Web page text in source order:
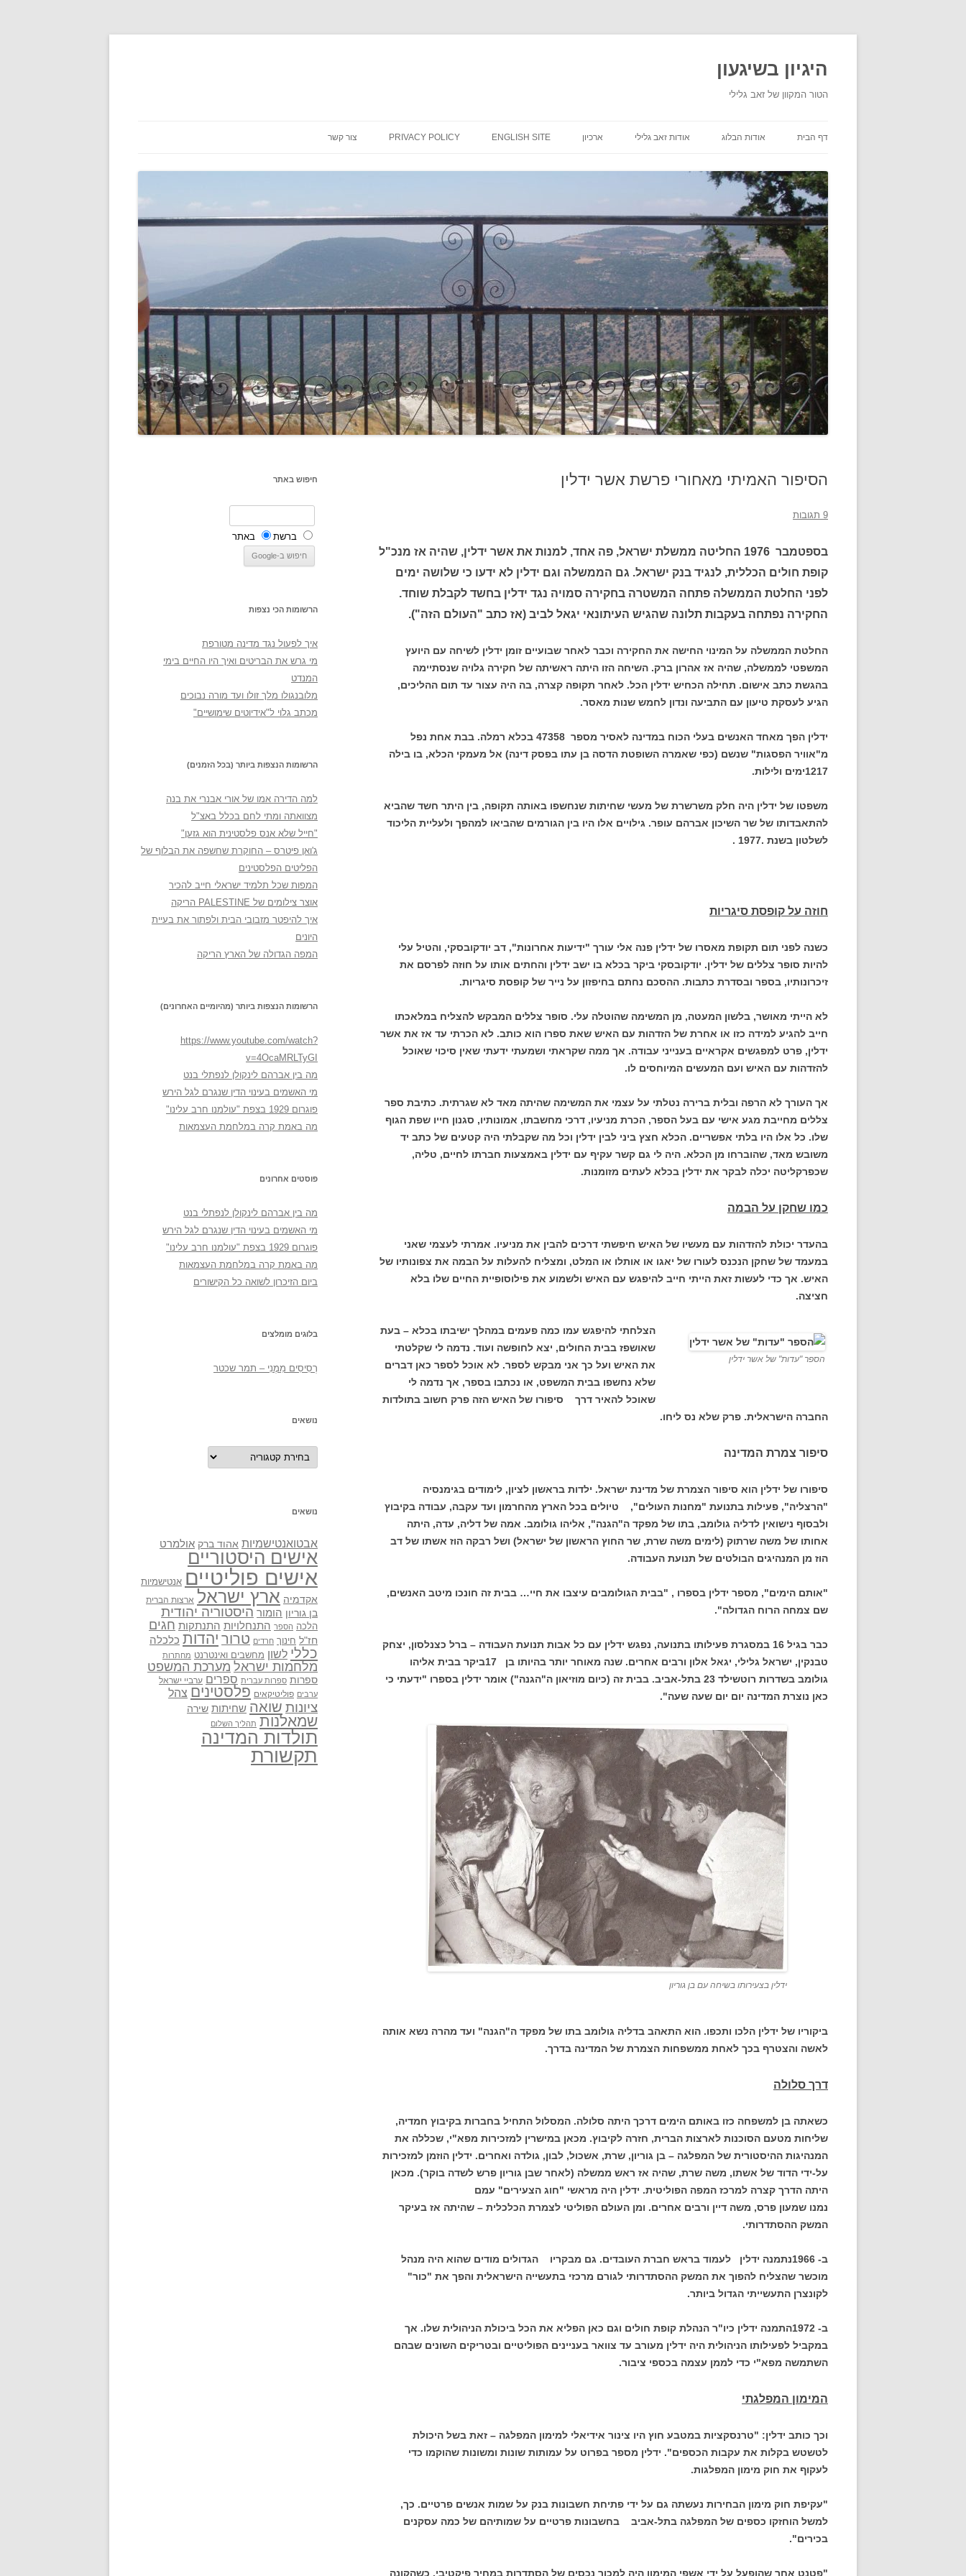
היגיון בשיגעון
הטור המקוון של זאב גלילי
דף הבית אודות הבלוג אודות זאב גלילי ארכיון ENGLISH SITE
PRIVACY POLICY צור קשר
הסיפור האמיתי מאחורי פרשת אשר ידלין
9 תגובות
בספטמבר 1976 החליטה ממשלת ישראל, פה אחד, למנות את אשר ידלין, שהיה אז מנכ"ל
קופת חולים הכללית, לנגיד בנק ישראל. גם הממשלה וגם ידלין לא ידעו כי שלושה ימים
לפני החלטת הממשלה פתחה המשטרה בחקירה סמויה נגד ידלין בחשד לקבלת שוחד.
החקירה נפתחה בעקבות תלונה שהגיש העיתונאי יגאל לביב (אז כתב "העולם הזה").
החלטת הממשלה על המינוי החישה את החקירה וכבר לאחר שבועיים זומן ידלין לשיחה עם היועץ
המשפטי לממשלה, שהיה אז אהרון ברק. השיחה הזו היתה ראשיתה של חקירה גלויה שנסתיימה
בהגשת כתב אישום. תחילה הכחיש ידלין הכל. לאחר תקופה קצרה, בה היה עצור עד תום ההליכים,
הגיע לעסקת טיעון עם התביעה ונדון לחמש שנות מאסר.
ידלין הפך מאחד האנשים בעלי הכוח במדינה לאסיר מספר 47358 בכלא רמלה. בבת אחת נפל
מ"אוויר הפסגות" שנשם (כפי שאמרה השופטת הדסה בן עתו בפסק דינה) אל מעמקי הכלא, בו בילה
1217ימים ולילות.
משפטו של ידלין היה חלק משרשרת של מעשי שחיתות שנחשפו באותה תקופה, בין היתר חשד שהביא
להתאבדותו של שר השיכון אברהם עופר. גילויים אלו היו בין הגורמים שהביאו למהפך ולעליית הליכוד
לשלטון בשנת .1977 .
חוזה על קופסת סיגריות
כשנה לפני תום תקופת מאסרו של ידלין פנה אלי עורך "ידיעות אחרונות", דב יודקובסקי, והטיל עלי
להיות סופר צללים של ידלין. יודקובסקי ביקר בכלא בו ישב ידלין והחתים אותו על חוזה לפרסם את
זיכרונותיו, בספר ובסדרת כתבות. ההסכם נחתם בחיפזון על נייר של קופסת סיגריות.
לא הייתי מאושר, בלשון המעטה, מן המשימה שהוטלה עלי. סופר צללים המבקש להצליח במלאכתו
חייב להגיע למידה כזו או אחרת של הזדהות עם האיש שאת ספרו הוא כותב. לא הכרתי עד אז את אשר
ידלין, פרט למפגשים אקראיים בענייני עבודה. אך ממה שקראתי ושמעתי ידעתי שאין סיכוי שאוכל
להזדהות עם האיש ועם המעשים המיוחסים לו.
אך העורך לא הרפה ובלית ברירה נטלתי על עצמי את המשימה שהיתה מאד לא שגרתית. כתיבת ספר
צללים מחייבת מגע אישי עם בעל הספר, הכרת מניעיו, דרכי מחשבתו, אמונותיו, סגנון חייו שפת הגוף
שלו. כל אלו היו בלתי אפשריים. הכלא חצץ ביני לבין ידלין וכל מה שקבלתי היה קטעים של כתב יד
משובש מאד, שהוברחו מן הכלא. היה לי גם קשר עקיף עם ידלין באמצעות חברתו לחיים, טליה,
שכפרקליטה יכלה לבקר את ידלין בכלא לעתים מזומנות.
כמו שחקן על הבמה
בהעדר יכולת להזדהות עם מעשיו של האיש חיפשתי דרכים להבין את מניעיו. אמרתי לעצמי שאני
במעמד של שחקן הנכנס לעורו של יאגו או אותלו או המלט, ומצליח להעלות על הבמה את צפונותיו של
האיש. אך כדי לעשות זאת הייתי חייב להיפגש עם האיש ולשמוע את פילוסופיית החיים שלו בלא
חציצה.
הספר "עדות" של אשר ידלין
הצלחתי להיפגש עמו כמה פעמים במהלך ישיבתו בכלא – בעת
שאושפז בבית החולים, יצא לחופשה ועוד. נדמה לי שקלטתי
את האיש ועל כך אני מבקש לספר. לא אוכל לספר כאן דברים
שלא נחשפו בבית המשפט, או נכתבו בספר, אך נדמה לי
שאוכל להאיר דרך סיפורו של האיש הזה פרק חשוב בתולדות
החברה הישראלית. פרק שלא נס ליחו.
סיפור צמרת המדינה
סיפורו של ידלין הוא סיפור הצמרת של מדינת ישראל. ילדות בראשון לציון, לימודים בגימנסיה
"הרצליה", פעילות בתנועת "מחנות העולים", טיולים בכל הארץ מהחרמון ועד עקבה, עבודה בקיבוץ
ולבסוף נישואין לדליה גולומב, בתו של מפקד ה"הגנה", אליהו גולומב. אמה של דליה, עדה, היתה
אחותו של משה שרתוק (לימים משה שרת, שר החוץ הראשון של ישראל) ושל רבקה הוז אשתו של דב
הוז מן המנהיגים הבולטים של תנועת העבודה.
"אותם הימים", מספר ידלין בספרו , "בבית הגולומבים עיצבו את חיי… בבית זה חונכו מיטב האנשים,
שם צמחה הרוח הגדולה".
כבר בגיל 16 במסגרת פעילותו בתנועה, נפגש ידלין עם כל אבות תנועת העבודה – ברל כצנלסון, יצחק
טבנקין, ישראל גלילי, יגאל אלון ורבים אחרים. שנה מאוחר יותר בהיותו בן 17ביקר בבית אליהו
גולומב בשדרות רוטשילד 23 בתל-אביב. בבית זה (כיום מוזיאון ה"הגנה") אומר ידלין בספרו "ידעתי כי
כאן נוצרת המדינה יום יום שעה שעה".
ידלין בצעירותו בשיחה עם בן גוריון
ביקוריו של ידלין הלכו ותכפו. הוא התאהב בדליה גולומב בתו של מפקד ה"הגנה" ועד מהרה נשא אותה
לאשה והצטרף בכך לאחת ממשפחות הצמרת של המדינה בדרך.
דרך סלולה
כשאתה בן למשפחה כזו באותם הימים דרכך היתה סלולה. המסלול התחיל בחברות בקיבוץ חמדיה,
שליחות מטעם הסוכנות לארצות הברית, חזרה לקיבוץ. מכאן במישרין למזכירות מפא"י, שכללה את
המנהיגות ההיסטורית של המפלגה – בן גוריון, שרת, אשכול, לבון, גולדה ואחרים. ידלין הוזמן למזכירות
על-ידי הדוד של אשתו, משה שרת, שהיה אז ראש ממשלה (לאחר שבן גוריון פרש לשדה בוקר). מכאן
היתה הדרך קצרה למרכז המפה הפוליטית. ידלין היה מראשי "חוג הצעירים" עמם
נמנו שמעון פרס, משה דיין ורבים אחרים. ומן העולם הפוליטי לצמרת הכלכלית – שהיתה אז בעיקר
המשק ההסתדרותי.
ב- 1966נתמנה ידלין לעמוד בראש חברת העובדים. גם מבקריו הגדולים מודים שהוא היה מנהל
מוכשר שהצליח להפוך את המשק ההסתדרותי לגורם מרכזי בתעשייה הישראלית והפך את "כור"
לקונצרן התעשייתי הגדול ביותר.
ב- 1972התמנה ידלין כיו"ר הנהלת קופת חולים וגם כאן הפליא את הכל ביכולת הניהולית שלו. אך
במקביל לפעילותו הניהולית היה ידלין מעורב עד צוואר בעניינים הפוליטיים ובטריקים השונים שבהם
השתמשה מפא"י כדי לממן עצמה בכספי ציבור.
המימון המפלגתי
וכך כותב ידלין: "טרנסקציות במטבע חוץ היו צינור אידיאלי למימון המפלגה – זאת בשל היכולת
לטשטש בקלות את עקבות הכספים". ידלין מספר בפרוט על עמותות שונות ומשונות שהוקמו כדי
לעקוף את חוק מימון המפלגות.
"עקיפת חוק מימון הבחירות נעשתה גם על ידי פתיחת חשבונות בנק על שמות אנשים פרטיים. כך,
למשל הוחזקו כספים של המפלגה בתל-אביב בחשבונות פרטיים על שמותיהם של כמה עסקנים
בכירים".
"פטנט אחר שהופעל על ידי אשפי המימון היה למכור נכסים של הסתדרות במחיר פיקטיבי, כשהקונה
חיפוש באתר
ברשת באתר
הרשומות הכי נצפות
איך לפעול נגד מדינה מטורפת
מי גרש את הבריטים ואיך היו החיים בימי
המנדט
מלובנגולו מלך זולו ועד מורה נבוכים
מכתב גלוי ל"אידיוטים שימושיים"
הרשומות הנצפות ביותר (בכל הזמנים)
למה הדירה אמו של אורי אבנרי את בנה
מצוואתה ומתי לחם בכלל באצ"ל
"חייל שלא אנס פלסטינית הוא גזען"
ג'ואן פיטרס – החוקרת שחשפה את הבלוף של
הפליטים הפלסטינים
המפות שכל תלמיד ישראלי חייב להכיר
אוצר צילומים של PALESTINE הריקה
איך להיפטר מזבובי הבית ולפתור את בעיית
היונים
המפה הגדולה של הארץ הריקה
הרשומות הנצפות ביותר (מהיומיים האחרונים)
https://www.youtube.com/watch?
v=4OcaMRLTyGI
מה בין אברהם לינקולן לנפתלי בנט
מי האשמים בעינוי הדין שנגרם לגל הירש
פוגרום 1929 בצפת "עולמנו חרב עלינו"
מה באמת קרה במלחמת העצמאות
פוסטים אחרונים
מה בין אברהם לינקולן לנפתלי בנט
מי האשמים בעינוי הדין שנגרם לגל הירש
פוגרום 1929 בצפת "עולמנו חרב עלינו"
מה באמת קרה במלחמת העצמאות
ביום הזיכרון לשואה כל הקישורים
בלוגים מומלצים
רְסִיסִים מִמֶנִי – תמר שכטר
נושאים
נושאים
נושאים
אבטואנטישמיות אהוד ברק אולמרט
אישים היסטוריים
אישים פוליטיים אנטישמיות
אקדמיה ארץ ישראל ארצות הברית
בן גוריון הומור היסטוריה יהודית
הלכה הספר התנחלויות התנתקות חגים
חז"ל חינוך חרדים טרור יהדות כלכלה
כללי לשון מחשבים ואינטרנט מחתרות
מלחמות ישראל מערכת המשפט
ספרות ספרות עברית ספרים ערביי ישראל
ערבים פוליטיקאים פלסטינים צהל
ציונות שואה שחיתות שירה
שמאלנות תהליך השלום
תולדות המדינה
תקשורת